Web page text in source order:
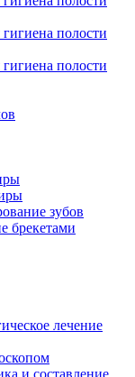
полости
полости
зубов
брекетами
лечение
и составление